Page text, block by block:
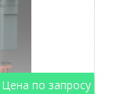
Цена по запросу